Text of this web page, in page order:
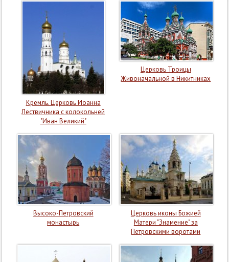
Кремль. Церковь Иоанна
Лествичника с колокольней
"Иван Великий"
Церковь Троицы
Живоначальной в Никитниках
Высоко-Петровский
монастырь
Церковь иконы Божией
Матери "Знамение" за
Петровскими воротами